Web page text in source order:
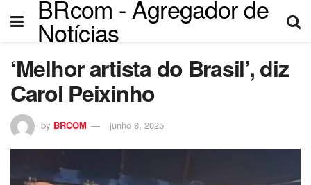
BRcom - Agregador de
Notícias
‘Melhor artista do Brasil’, diz
Carol Peixinho
by BRCOM junho 8, 2025